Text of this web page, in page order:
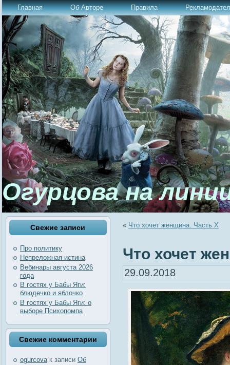
Главная Об Авторе Правила
Огурцова на
Свежие записи
Про политику
Непреложная истина
Вебинары августа 2026
года
В гостях у Бабы Яги:
блюдечко и яблочко
В гостях у Бабы Яги: о
выборе Психопомпа
Свежие комментарии
ogurcovaк записи Об
« Что хочет женщина. Часть Х
Что хочет
29.09.2018